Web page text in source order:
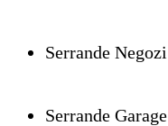
Serrande Negozi
Serrande Garage